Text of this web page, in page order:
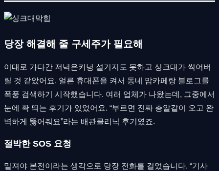
당장 해결해 줄 구세주가 필요해
이대로 가다간 저녁은커녕 설거지도 못하고 싱크대가 썩어버
릴 것 같았어요. 얼른 휴대폰을 켜서 동네 맘카페랑 블로그를
폭풍 검색하기 시작했습니다. 여러 업체가 나왔는데, 그중에서
눈에 확 띄는 후기가 있었어요. “부르면 진짜 총알같이 오고 완
벽하게 뚫어줘요”라는 배관클리닉 후기였죠.
절박한 SOS 요청
밑져야 본전이라는 생각으로 당장 전화를 걸었습니다. “기사